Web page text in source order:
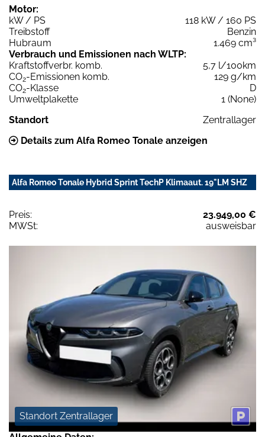
Motor:
kW / PS
118 kW / 160 PS
Treibstoff
Benzin
Hubraum
1.469 cm³
Verbrauch und Emissionen nach WLTP:
Kraftstoffverbr. komb.
5,7 l/100km
CO2-Emissionen komb.
129 g/km
CO2-Klasse
D
Umweltplakette
1 (None)
Standort
Zentrallager
Details zum Alfa Romeo Tonale anzeigen
Alfa Romeo Tonale Hybrid Sprint TechP Klimaaut. 19"LM SHZ
Preis:
23.949,00 €
MWSt:
ausweisbar
Standort Zentrallager